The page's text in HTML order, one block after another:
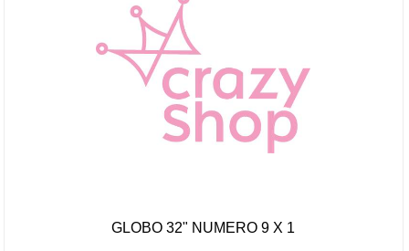
GLOBO 32" NUMERO 9 X 1